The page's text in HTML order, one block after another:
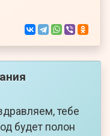
тебе
будет полон